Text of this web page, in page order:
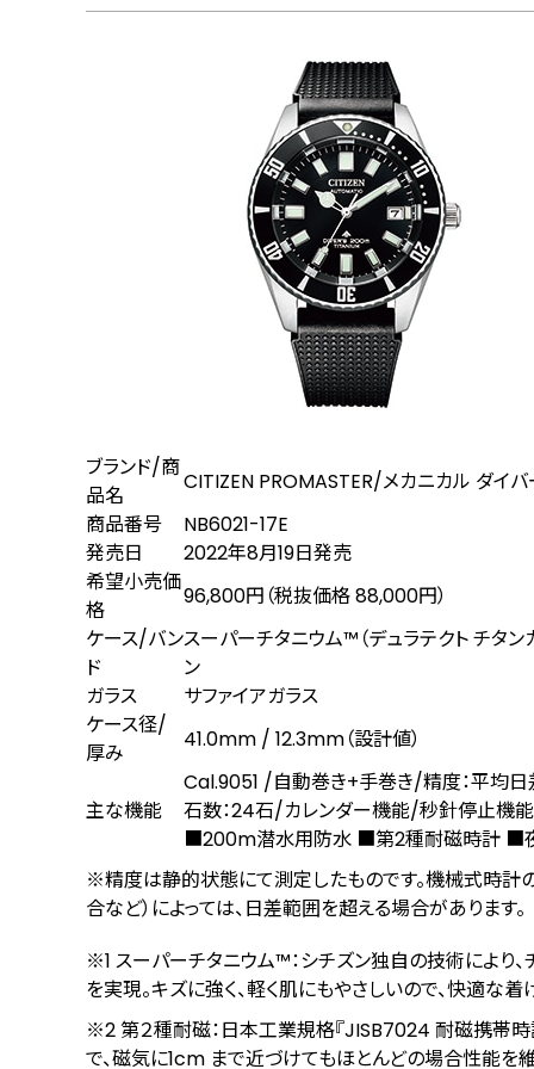
ブランド/商
品名
CITIZEN PROMASTER/メカニカル ダイ
商品番号
NB6021-17E
発売日
2022年8月19日発売
希望小売価
格
96,800円（税抜価格 88,000円）
ケース/バン
ド
スーパーチタニウム™（デュラテクト チタン
ン
ガラス
サファイアガラス
ケース径/
厚み
41.0mm / 12.3mm（設計値）
主な機能
Cal.9051 /⾃動巻き+⼿巻き/精度：平均
⽯数：24⽯/カレンダー機能/秒針停⽌機能
■200m潜水用防水 ■第2種耐磁時計 ■夜
※精度は静的状態にて測定したものです。機械式時計
合など）によっては、⽇差範囲を超える場合があります。
※1 スーパーチタニウム™：シチズン独自の技術により
を実現。キズに強く、軽く肌にもやさしいので、快適な
※2 第２種耐磁：日本工業規格『JISB7024 耐磁携帯
で、磁気に1cm まで近づけてもほとんどの場合性能を